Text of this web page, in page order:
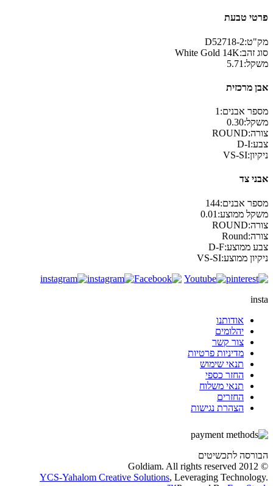
פרטי טבעת
מק"ט:D52718-2
סוג זהב:
White Gold 14K
משקל: 5.71
אבן מרכזית
מספר אבנים: 1
משקל:0.30
צורה:ROUND
צבע:D-I
ניקיון:VS-SI
אבני צד
מספר אבנים:144
משקל ממוצע: 0.01
צורה:ROUND
צורה:Round
צבע ממוצע:D-F
ניקיון ממוצע:VS-SI
insta
אודותנו
יהלומים
צור קשר
מדיניות פרטיות
תנאי שימוש
החזר כספי
תנאי משלוח
החזרים
הצהרת נגישות
הבורסה לתכשיטים
© 2012 Goldiam. All rights reserved
YCS-Yahalom Creative Solutions, Leveraging Technology.